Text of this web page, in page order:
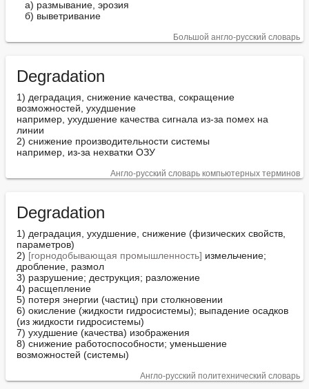
   б) выветривание
Большой англо-русский словарь
Degradation
1) деградация, снижение качества, сокращение
возможностей, ухудшение
например, ухудшение качества сигнала из-за помех на
линии
2) снижение производительности системы
например, из-за нехватки ОЗУ
Англо-русский словарь компьютерных терминов
Degradation
1) деградация, ухудшение, снижение (физических свойств,
параметров)
2) [горнодобывающая промышленность] измельчение;
дробление, размол
3) разрушение; деструкция; разложение
4) расщепление
5) потеря энергии (частиц) при столкновении
6) окисление (жидкости гидросистемы); выпадение осадков
(из жидкости гидросистемы)
7) ухудшение (качества) изображения
8) снижение работоспособности; уменьшение
возможностей (системы)
Англо-русский политехнический словарь